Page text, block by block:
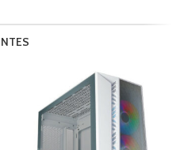
x 76,52 x 37,35 mm